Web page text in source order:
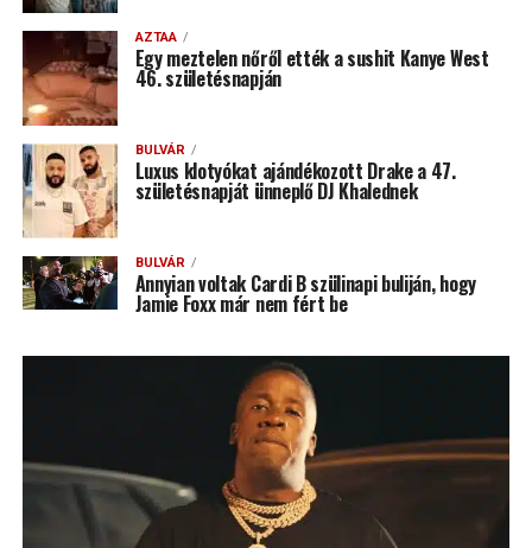
AZTAA
Egy meztelen nőről ették a sushit Kanye West
46. születésnapján
BULVÁR
Luxus klotyókat ajándékozott Drake a 47.
születésnapját ünneplő DJ Khalednek
BULVÁR
Annyian voltak Cardi B szülinapi buliján, hogy
Jamie Foxx már nem fért be